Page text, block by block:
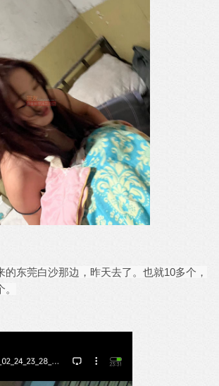
的东莞白沙那边，昨天去了。也就10多个，